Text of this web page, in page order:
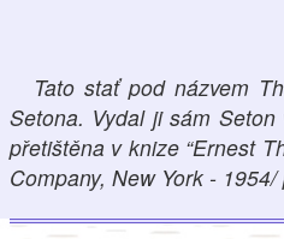
Tato stať pod názvem
Setona. Vydal ji sám
přetištěna v knize “Ernest
Company, New York -